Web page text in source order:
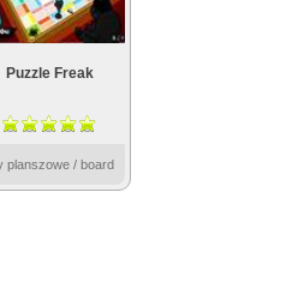
Puzzle Freak
planszowe / board